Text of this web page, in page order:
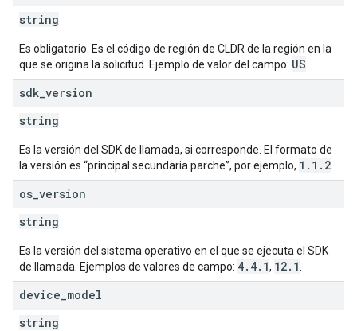
string
Es obligatorio. Es el código de región de CLDR de la región en la
que se origina la solicitud. Ejemplo de valor del campo: US
sdk version
string
Es la versión del SDK de llamada, si corresponde. El formato de
la versión es “principal.secundaria.parche”, por ejemplo, 1.1.2
os version
string
Es la versión del sistema operativo en el que se ejecuta el SDK
de llamada. Ejemplos de valores de campo: 4.4.1, 12.1
device model
string